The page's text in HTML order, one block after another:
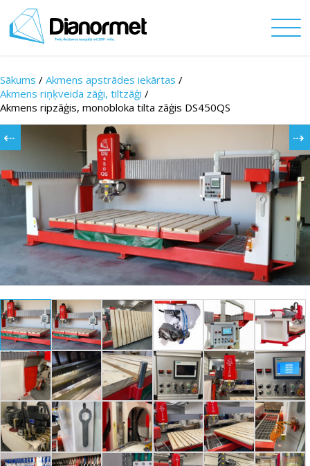
Sākums / Akmens apstrādes iekārtas /
Akmens riņķveida zāģi, tiltzāģi /
Akmens ripzāģis, monobloka tilta zāģis DS450QS